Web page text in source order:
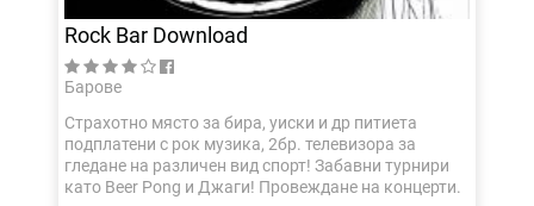
Rock Bar Download
Барове
Страхотно място за бира, уиски и др питиета
подплатени с рок музика, 2бр. телевизора за
гледане на различен вид спорт! Забавни турнири
като Beer Pong и Джаги! Провеждане на концерти.